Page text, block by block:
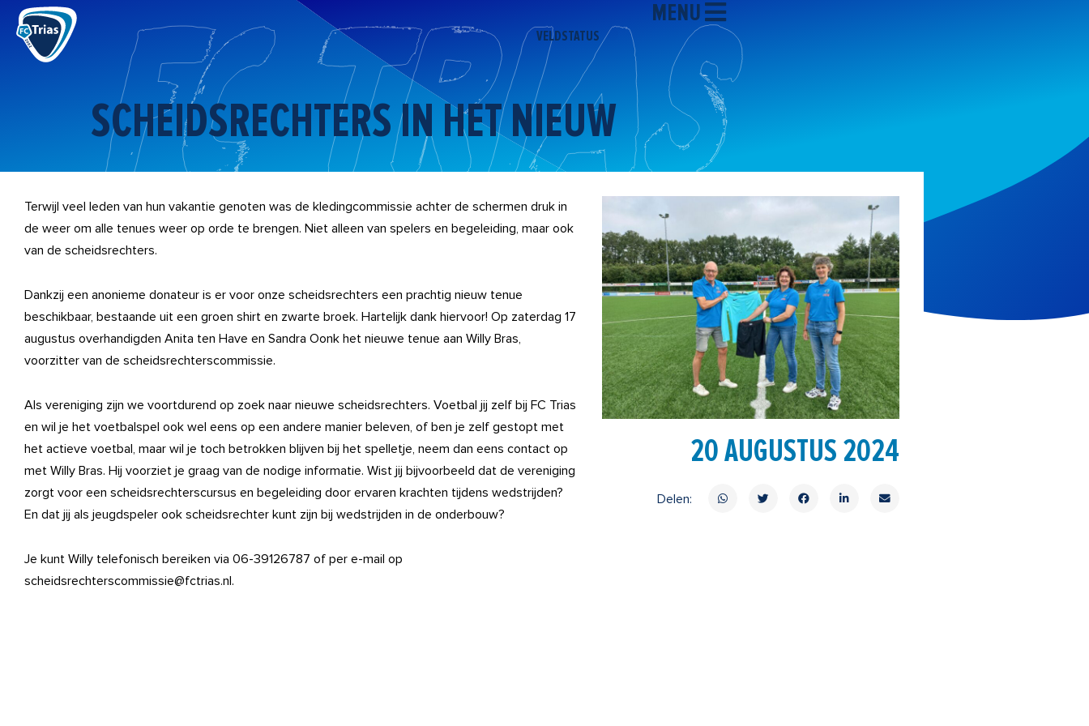
naar
VELDSTATUS
MENU
SCHEIDSRECHTERS IN HET NIEUW
Terwijl veel leden van hun vakantie genoten was de kledingcommissie achter de schermen druk in
de weer om alle tenues weer op orde te brengen. Niet alleen van spelers en begeleiding, maar ook
van de scheidsrechters.
Dankzij een anonieme donateur is er voor onze scheidsrechters een prachtig nieuw tenue
beschikbaar, bestaande uit een groen shirt en zwarte broek. Hartelijk dank hiervoor! Op zaterdag 17
augustus overhandigden Anita ten Have en Sandra Oonk het nieuwe tenue aan Willy Bras,
voorzitter van de scheidsrechterscommissie.
Als vereniging zijn we voortdurend op zoek naar nieuwe scheidsrechters. Voetbal jij zelf bij FC Trias
en wil je het voetbalspel ook wel eens op een andere manier beleven, of ben je zelf gestopt met
het actieve voetbal, maar wil je toch betrokken blijven bij het spelletje, neem dan eens contact op
met Willy Bras. Hij voorziet je graag van de nodige informatie. Wist jij bijvoorbeeld dat de vereniging
zorgt voor een scheidsrechterscursus en begeleiding door ervaren krachten tijdens wedstrijden?
En dat jij als jeugdspeler ook scheidsrechter kunt zijn bij wedstrijden in de onderbouw?
Je kunt Willy telefonisch bereiken via 06-39126787 of per e-mail op
scheidsrechterscommissie@fctrias.nl.
20 AUGUSTUS 2024
Delen: